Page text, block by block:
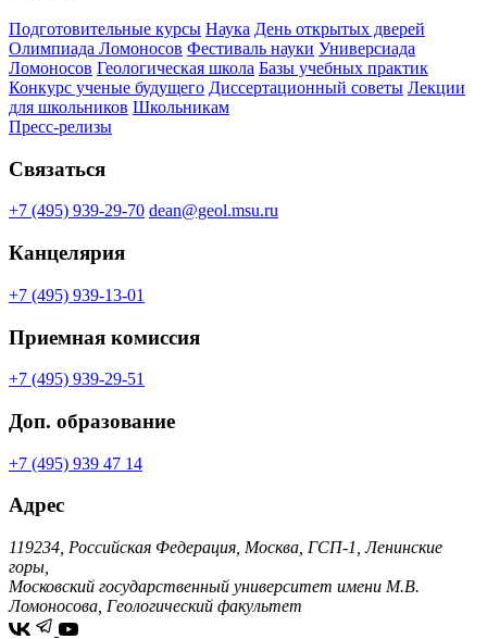
Подготовительные курсы Наука День открытых дверей
Олимпиада Ломоносов Фестиваль науки Универсиада
Ломоносов Геологическая школа Базы учебных практик
Конкурс ученые будущего Диссертационный советы Лекции
для школьников Школьникам
Пресс-релизы
Связаться
+7 (495) 939-29-70 dean@geol.msu.ru
Канцелярия
+7 (495) 939-13-01
Приемная комиссия
+7 (495) 939-29-51
Доп. образование
+7 (495) 939 47 14
Адрес
119234, Российская Федерация, Москва, ГСП-1, Ленинские
горы,
Московский государственный университет имени М.В.
Ломоносова, Геологический факультет